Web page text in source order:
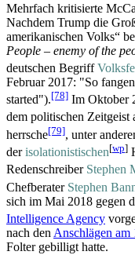
Mehrfach kritisierte
Nachdem Trump die
amerikanischen Volks“
People – enemy of the
deutschen Begriff
Februar 2017: "So
started").[78] Im Oktober
dem politischen Zeitgeist
herrsche[79], unter
derisolationistischen[wp]
Redenschreiber Stephen
Chefberater Stephen
sich im Mai 2018 gegen
Intelligence Agency
nach den Anschlägen am
Folter gebilligt hatte.